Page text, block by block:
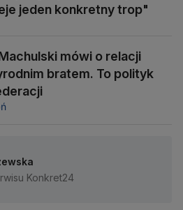
jeden konkretny trop"
mówi o relacji
bratem. To polityk
Konkret24